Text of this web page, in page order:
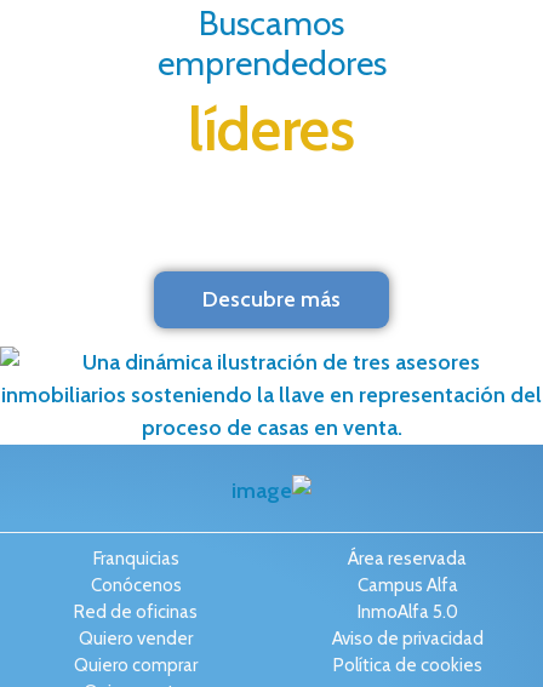
Buscamos
emprendedores
líderes
Descubre más
Franquicias
Conócenos
Red de oficinas
Quiero vender
Quiero comprar
Área reservada
Campus Alfa
InmoAlfa 5.0
Aviso de privacidad
Política de cookies